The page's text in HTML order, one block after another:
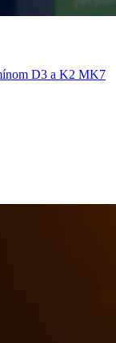
D3 a K2 MK7